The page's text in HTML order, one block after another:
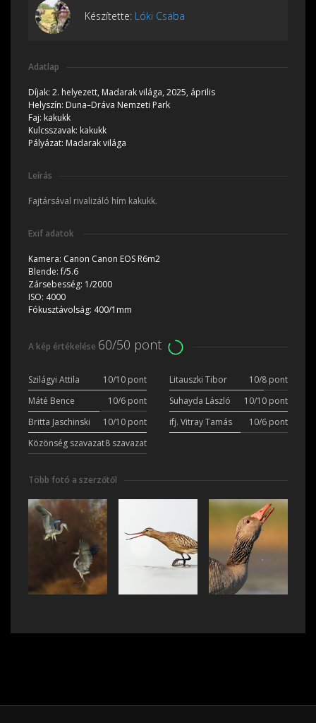
Készítette: Lóki Csaba
Adatlap
Díjak: 2. helyezett, Madarak világa, 2025, április
Helyszín: Duna–Dráva Nemzeti Park
Faj: kakukk
Kulcsszavak: kakukk
Pályázat: Madarak világa
Leírás
Fajtársával rivalizáló hím kakukk.
Exif adatok
Kamera: Canon Canon EOS R6m2
Blende:f/5.6
Zársebesség: 1/2000
ISO: 4000
Fókusztávolság: 400/1mm
A kép értékelése 60/50 pont
Szilágyi Attila 10/10 pont Litauszki Tibor
10/8 pont
Máté Bence
10/6 pont Suhayda László
10/10 pont
Britta Jaschinski
10/10 pont ifj. Vitray Tamás
10/6 pont
Közönség szavazat8 szavazat
Több fotó a szerzőtől